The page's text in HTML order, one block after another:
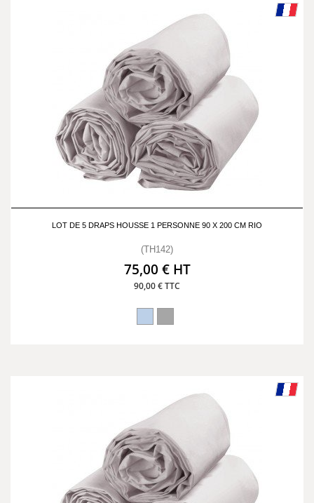
LOT DE 5 DRAPS HOUSSE 1 PERSONNE 90 X 200 CM RIO
(TH142)
75,00 € HT
90,00 € TTC